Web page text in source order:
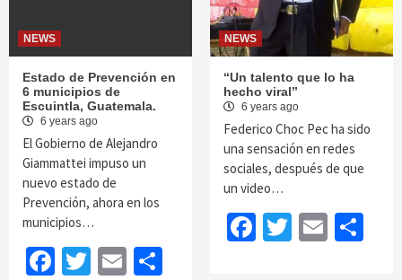
NEWS
Estado de Prevención en
6 municipios de
Escuintla, Guatemala.
6 years ago
El Gobierno de Alejandro
Giammattei impuso un
nuevo estado de
Prevención, ahora en los
municipios…
Facebook
Twitter
Email
NEWS
“Un talento que lo ha
hecho viral”
6 years ago
Federico Choc Pec ha sido
una sensación en redes
sociales, después de que
un video…
Facebook
Twitter
Email